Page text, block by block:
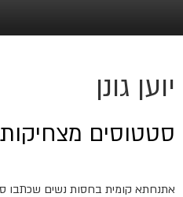
יוען גונן
סטטוסים מצחיקות 5.3
אתנחתא קומית בחסות נשים שכתבו